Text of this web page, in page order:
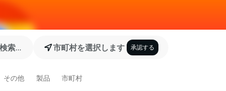
索...
市町村を選択します 承認する
その他 製品 市町村